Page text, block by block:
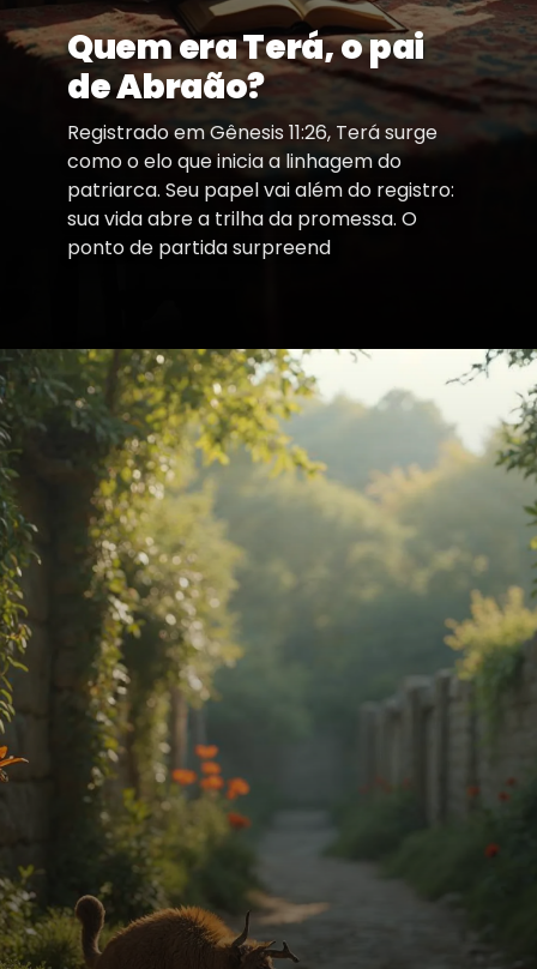
Quem era Terá, o pai
de Abraão?
Registrado em Gênesis 11:26, Terá surge
como o elo que inicia a linhagem do
patriarca. Seu papel vai além do registro:
sua vida abre a trilha da promessa. O
ponto de partida surpreend